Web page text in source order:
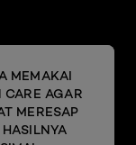
MEMAKAI
CARE AGAR
MERESAP